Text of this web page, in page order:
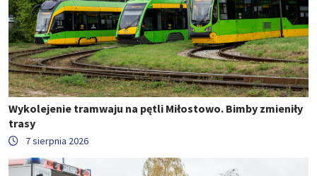
Wykolejenie tramwaju na pętli Miłostowo. Bimby zmieniły
trasy
7 sierpnia 2026